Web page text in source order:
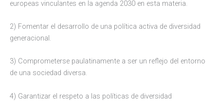
europeas vinculantes en la agenda 2030 en esta materia.
2) Fomentar el desarrollo de una política activa de diversidad
generacional.
3) Comprometerse paulatinamente a ser un reflejo del entorno
de una sociedad diversa.
4) Garantizar el respeto a las políticas de diversidad